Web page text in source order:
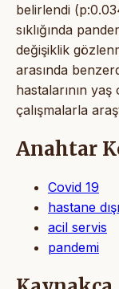
belirlendi
sıklığında
değişiklik
arasında
hastalarının
çalışmalarla
Anahtar
Covid 19
hastane
acil servis
pandemi